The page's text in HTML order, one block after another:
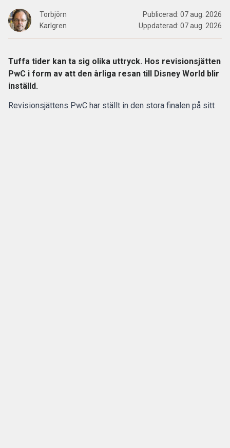
Torbjörn
Karlgren
Publicerad: 07 aug. 2026
Uppdaterad: 07 aug. 2026
Tuffa tider kan ta sig olika uttryck. Hos revisionsjätten
PwC i form av att den årliga resan till Disney World blir
inställd.
Revisionsjättens PwC har ställt in den stora finalen på sitt